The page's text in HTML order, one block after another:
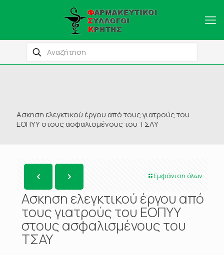
Ασκηση ελεγκτικού έργου από τους γιατρούς του
ΕΟΠΥΥ στους ασφαλισμένους του ΤΣΑΥ
Εμφάνιση όλων
Ασκηση ελεγκτικού έργου από
τους γιατρούς του ΕΟΠΥΥ
στους ασφαλισμένους του
ΤΣΑΥ